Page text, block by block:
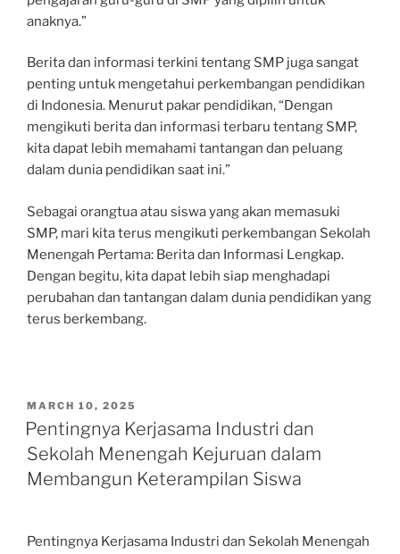
anaknya.”
Berita dan informasi terkini tentang SMP juga sangat
penting untuk mengetahui perkembangan pendidikan
di Indonesia. Menurut pakar pendidikan, “Dengan
mengikuti berita dan informasi terbaru tentang SMP,
kita dapat lebih memahami tantangan dan peluang
dalam dunia pendidikan saat ini.”
Sebagai orangtua atau siswa yang akan memasuki
SMP, mari kita terus mengikuti perkembangan Sekolah
Menengah Pertama: Berita dan Informasi Lengkap.
Dengan begitu, kita dapat lebih siap menghadapi
perubahan dan tantangan dalam dunia pendidikan yang
terus berkembang.
POSTED
ON
MARCH 10, 2025
Pentingnya Kerjasama Industri dan
Sekolah Menengah Kejuruan dalam
Membangun Keterampilan Siswa
Pentingnya Kerjasama Industri dan Sekolah Menengah